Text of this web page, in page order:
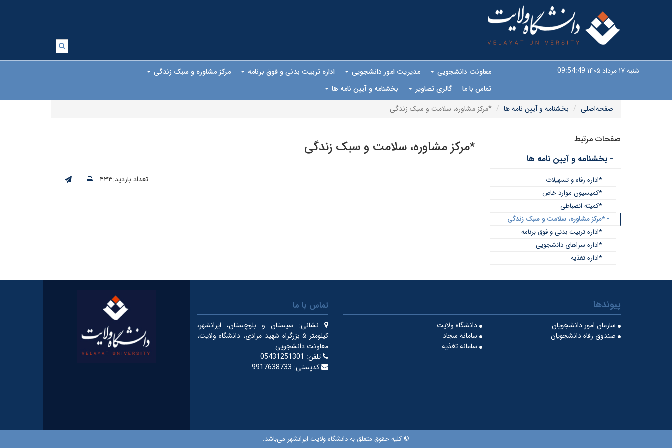
شنبه ۱۷ مرداد ۱۴۰۵ 09:54:49 معاونت دانشجویی مدیریت امور دانشجویی اداره تربیت بدنی و فوق برنامه
مرکز مشاوره و سبک زندگی
تماس با ما
گالری تصاویر
بخشنامه و آیین نامه ها
صفحه‌اصلی
بخشنامه و آیین نامه ها *مرکز مشاوره، سلامت و سبک زندگی
*مرکز مشاوره، سلامت و سبک زندگی
تعداد بازدید:۴۳۳
صفحات مرتبط
- بخشنامه و آیین نامه ها
- *اداره رفاه و تسهیلات
- *کمیسیون موارد خاص
- *کمیته انضباطی
- *مرکز مشاوره، سلامت و سبک زندگی
- *اداره تربیت بدنی و فوق برنامه
- *اداره سراهای دانشجویی
- *اداره تغذیه
پیوندها
دانشگاه ولایت
سازمان امور دانشجویان
سامانه سجاد
صندوق رفاه دانشجویان
سامانه تغذیه
تماس با ما
نشانی: سیستان و بلوچستان، ایرانشهر،
کیلومتر ۵ بزرگراه شهید مرادی، دانشگاه ولایت،
معاونت دانشجویی
تلفن: 05431251301
کدپستی: 9917638733
© کلیه حقوق متعلق به دانشگاه ولایت ایرانشهر می‌باشد.